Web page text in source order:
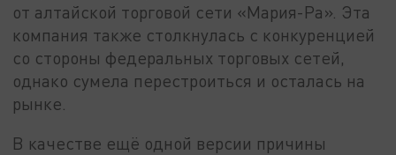
от алтайской торговой сети «Мария-Ра». Эта
компания также столкнулась с конкуренцией
со стороны федеральных торговых сетей,
однако сумела перестроиться и осталась на
рынке.
В качестве ещё одной версии причины